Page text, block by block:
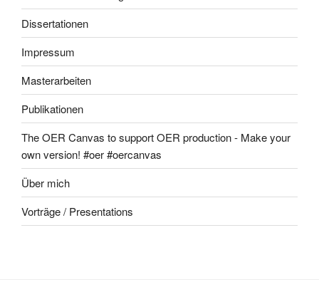
Dissertationen
Impressum
Masterarbeiten
Publikationen
The OER Canvas to support OER production - Make your
own version! #oer #oercanvas
Über mich
Vorträge / Presentations